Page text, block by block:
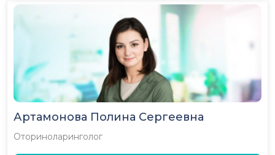
Артамонова Полина Сергеевна
Оториноларинголог